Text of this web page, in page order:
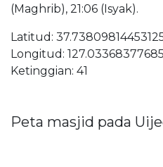
(Maghrib), 21:06 (Isyak).
Latitud:
Longitud:
Ketinggian: 41
Peta masjid pada